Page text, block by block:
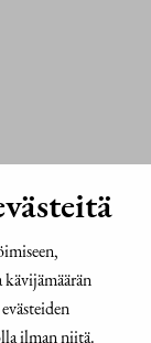
kävijämäärän
ilman niitä.